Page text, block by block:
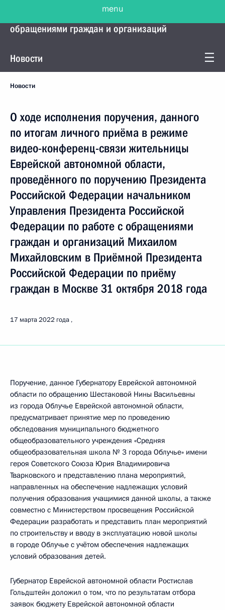
Управление Президента по работе с
обращениями граждан и организаций
Новости
Новости
О ходе исполнения поручения, данного
по итогам личного приёма в режиме
видео-конференц-связи жительницы
Еврейской автономной области,
проведённого по поручению Президента
Российской Федерации начальником
Управления Президента Российской
Федерации по работе с обращениями
граждан и организаций Михаилом
Михайловским в Приёмной Президента
Российской Федерации по приёму
граждан в Москве 31 октября 2018 года
17 марта 2022 года
Поручение, данное Губернатору Еврейской автономной
области по обращению Шестаковой Нины Васильевны
из города Облучье Еврейской автономной области,
предусматривает принятие мер по проведению
обследования муниципального бюджетного
общеобразовательного учреждения «Средняя
общеобразовательная школа № 3 города Облучье» имени
героя Советского Союза Юрия Владимировича
Тварковского и представлению плана мероприятий,
направленных на обеспечение надлежащих условий
получения образования учащимися данной школы, а также
совместно с Министерством просвещения Российской
Федерации разработать и представить план мероприятий
по строительству и вводу в эксплуатацию новой школы
в городе Облучье с учётом обеспечения надлежащих
условий образования детей.
Губернатор Еврейской автономной области Ростислав
Гольдштейн доложил о том, что по результатам отбора
заявок бюджету Еврейской автономной области